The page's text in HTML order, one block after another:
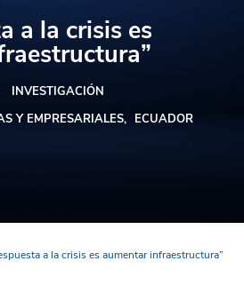
a la crisis es
INVESTIGACIÓN
Y EMPRESARIALES
ECUADOR
a la crisis es aumentar infraestructura”